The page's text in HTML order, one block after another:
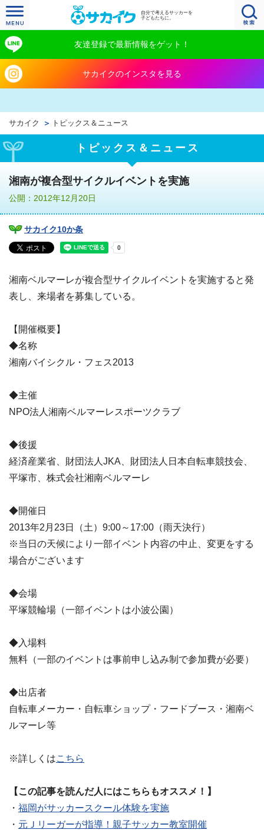
自分で考えるサッカーを
子どもたちに。
友達登録で最新情報をゲット！
サカイクのインスタを見る
サカイク トピックス＆ニュース
トピックス＆ニュース
湘南が複合型サイクルイベントを実施
公開：2012年12月20日
サカイク10か条
湘南ベルマーレが複合型サイクルイベントを実施すると発
表し、来場者を募集している。
【開催概要】
◆名称
湘南バイシクル・フェス2013
◆主催
NPO法人湘南ベルマーレスポーツクラブ
◆後援
経済産業省、財団法人JKA、財団法人日本自転車競技会、
平塚市、株式会社湘南ベルマーレ
◆開催日
2013年2月23日（土）9:00～17:00（雨天決行）
※当日の天候により一部イベント内容の中止、変更をする
場合がございます
◆会場
平塚競輪場（一部イベントは小波公園）
◆入場料
無料（一部のイベントは事前申し込み制で参加費が必要）
◆出店者
自転車メーカー・自転車ショップ・フードブース・湘南ベ
ルマーレ等
※詳しくはこちら
【この記事を読んだ人にはこちらもオススメ！】
・ 福岡がサッカースクール体験を実施
・ 元Ｊリーガーが指導！親子サッカー教室開催